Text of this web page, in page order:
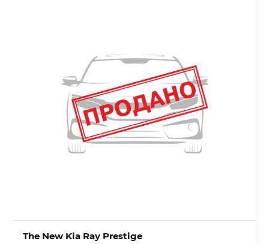
The New Kia Ray Prestige